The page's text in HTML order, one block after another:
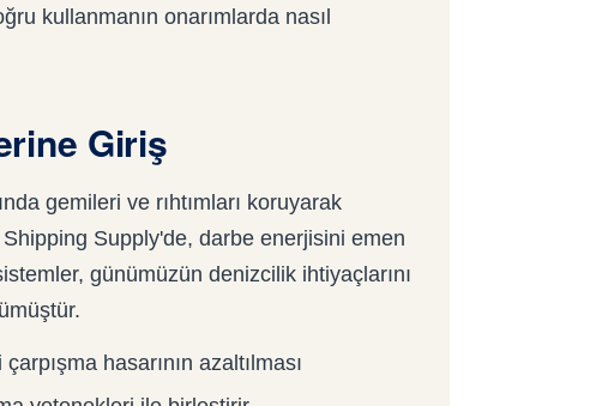
kullanmanın onarımlarda nasıl
Giriş
gemileri ve rıhtımları koruyarak
Supply'de, darbe enerjisini emen
günümüzün denizcilik ihtiyaçlarını
hasarının azaltılması